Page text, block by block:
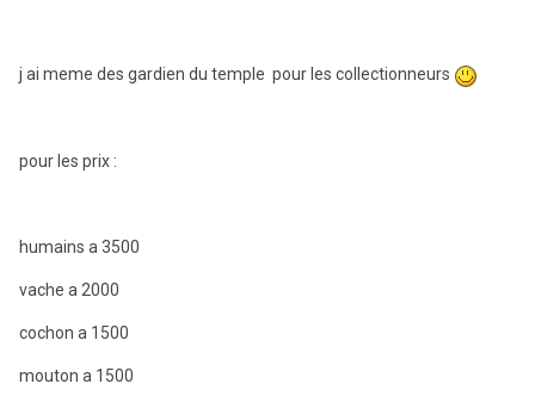
j ai meme des gardien du temple pour les collectionneurs
pour les prix :
humains a 3500
vache a 2000
cochon a 1500
mouton a 1500